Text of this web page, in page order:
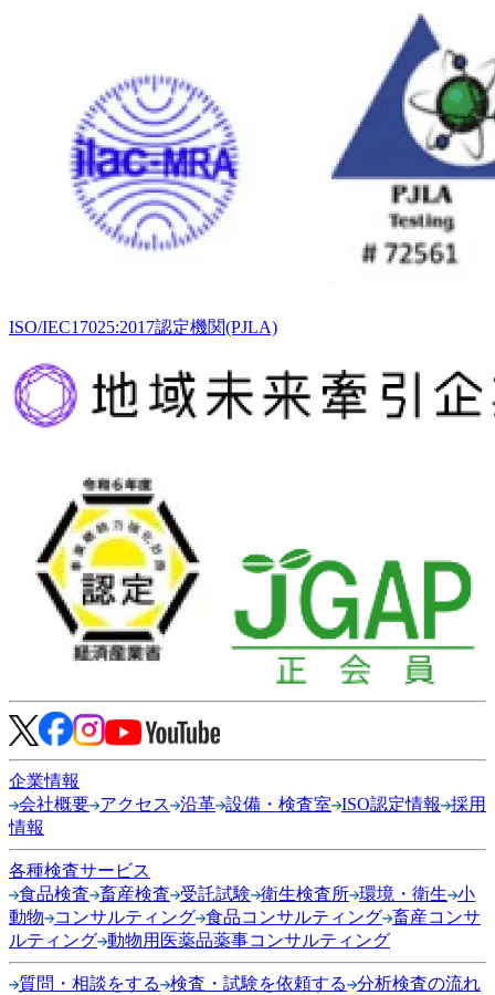
ISO/IEC17025:2017認定機関(PJLA)
企業情報
会社概要 アクセス 沿革 設備・検査室 ISO認定情報
採用
情報
各種検査サービス
食品検査 畜産検査 受託試験 衛生検査所 環境・衛生 小
動物
コンサルティング 食品コンサルティング 畜産コンサ
ルティング 動物用医薬品薬事コンサルティング
質問・相談をする 検査・試験を依頼する
分析検査の流れ